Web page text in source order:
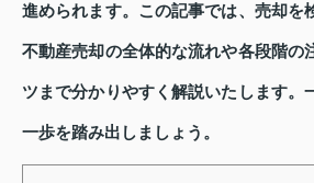
進められます。この記事では、売却を
不動産売却の全体的な流れや各段階の
ツまで分かりやすく解説いたします。
一歩を踏み出しましょう。